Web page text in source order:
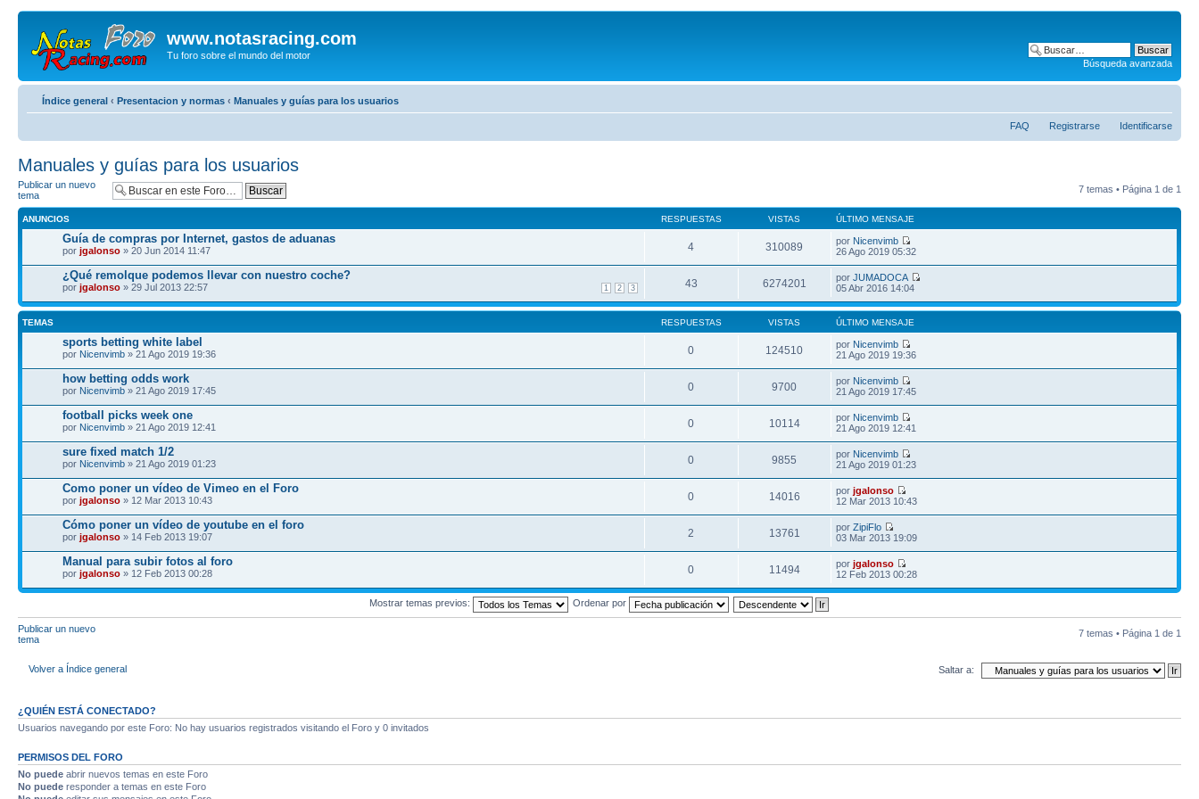
www.notasracing.com
Tu foro sobre el mundo del motor
Búsqueda avanzada
Índice general ‹ Presentacion y normas ‹ Manuales y guías para los usuarios
FAQ Registrarse Identificarse
Manuales y guías para los usuarios
Publicar un nuevo
tema
7 temas • Página 1 de 1
ANUNCIOS RESPUESTAS VISTAS ÚLTIMO MENSAJE
Guía de compras por Internet, gastos de aduanas
por jgalonso » 20 Jun 2014 11:47 4 310089 por Nicenvimb
26 Ago 2019 05:32
¿Qué remolque podemos llevar con nuestro coche?
1 2 3
por jgalonso » 29 Jul 2013 22:57 43 6274201 porJUMADOCA
05 Abr 2016 14:04
TEMAS RESPUESTAS VISTAS ÚLTIMO MENSAJE
sports betting white label
por Nicenvimb » 21 Ago 2019 19:36 0 124510 por Nicenvimb
21 Ago 2019 19:36
how betting odds work
por Nicenvimb » 21 Ago 2019 17:45 0 9700 por Nicenvimb
21 Ago 2019 17:45
football picks week one
por Nicenvimb » 21 Ago 2019 12:41 0 10114 por Nicenvimb
21 Ago 2019 12:41
sure fixed match 1/2
por Nicenvimb » 21 Ago 2019 01:23 0 9855 por Nicenvimb
21 Ago 2019 01:23
Como poner un vídeo de Vimeo en el Foro
por jgalonso » 12 Mar 2013 10:43 0 14016 porjgalonso
12 Mar 2013 10:43
Cómo poner un vídeo de youtube en el foro
por jgalonso » 14 Feb 2013 19:07 2 13761 porZipiFlo
03 Mar 2013 19:09
Manual para subir fotos al foro
por jgalonso » 12 Feb 2013 00:28 0 11494 porjgalonso
12 Feb 2013 00:28
Mostrar temas previos: Ordenar por
Publicar un nuevo
tema
7 temas • Página 1 de 1
Volver a Índice general Saltar a:
¿QUIÉN ESTÁ CONECTADO?
Usuarios navegando por este Foro: No hay usuarios registrados visitando el Foro y 0 invitados
PERMISOS DEL FORO
No puede abrir nuevos temas en este Foro
No puede responder a temas en este Foro